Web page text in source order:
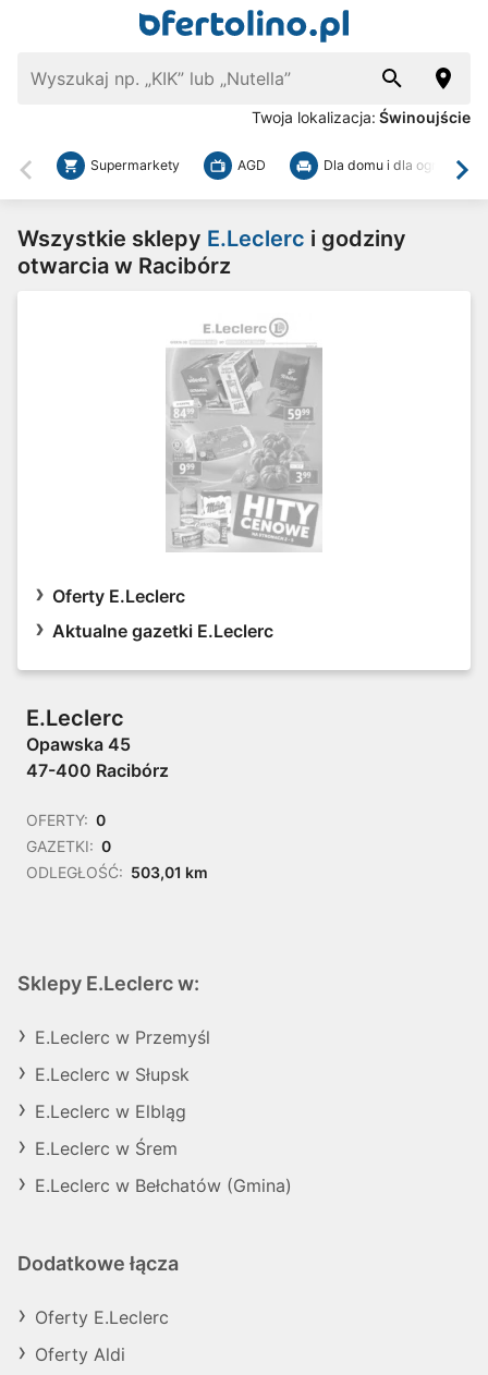
Twoja lokalizacja: Świnoujście
Wstecz
Supermarkety AGD Dla domu i dla ogrodu
Wszystkie sklepy E.Leclerc i godziny
otwarcia w Racibórz
Oferty E.Leclerc
Aktualne gazetki E.Leclerc
E.Leclerc
Opawska 45
47-400 Racibórz
OFERTY: 0
GAZETKI: 0
ODLEGŁOŚĆ: 503,01 km
Sklepy E.Leclerc w:
E.Leclerc w Przemyśl
E.Leclerc w Słupsk
E.Leclerc w Elbląg
E.Leclerc w Śrem
E.Leclerc w Bełchatów (Gmina)
Dodatkowe łącza
Oferty E.Leclerc
Oferty Aldi